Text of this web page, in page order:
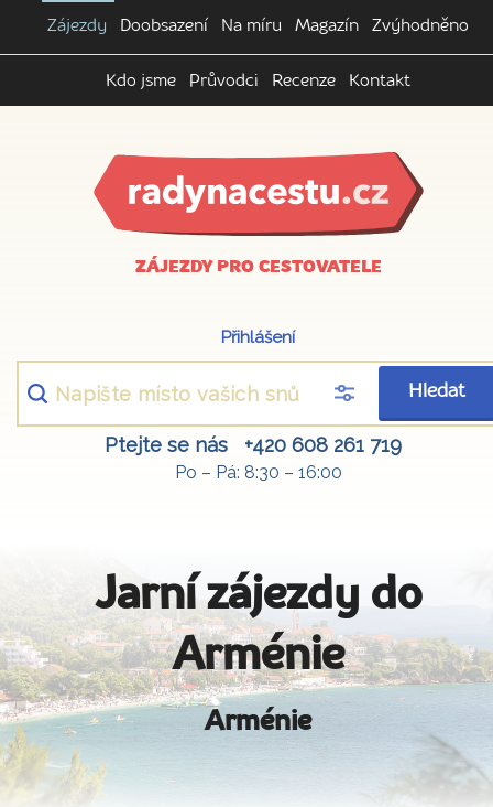
Zájezdy Doobsazení Na míru Magazín Zvýhodněno
Kdo jsme Průvodci Recenze Kontakt
ZÁJEZDY PRO CESTOVATELE
Přihlášení
Hledat
Ptejte se nás +420 608 261 719
Po – Pá: 8:30 – 16:00
Jarní zájezdy do
Arménie
Arménie